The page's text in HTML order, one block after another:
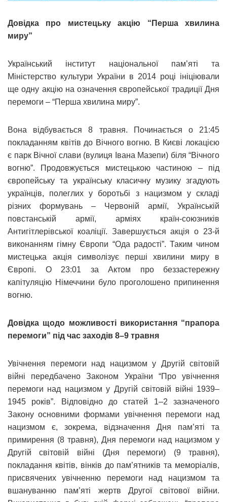
Довідка про мистецьку акцію “Перша хвилина
миру”
Український інститут національної пам’яті та
Міністерство культури України в 2014 році ініціювали
ще одну акцію на означення європейської традиції Дня
перемоги – “Перша хвилина миру”.
Вона відбувається 8 травня. Починається о 21:45
покладанням квітів до Вічного вогню. В Києві локацією
є парк Вічної слави (вулиця Івана Мазепи) біля “Вічного
вогню”. Продовжується мистецькою частиною – під
європейську та українську класичну музику згадують
українців, полеглих у боротьбі з нацизмом у складі
різних формувань – Червоній армії, Українській
повстанській армії, арміях країн-союзників
Антигітлерівської коаліції. Завершується акція о 23-й
виконанням гімну Європи “Ода радості”. Таким чином
мистецька акція символізує перші хвилини миру в
Європі. О 23:01 за Актом про беззастережну
капітуляцію Німеччини було проголошено припинення
вогню.
Довідка щодо можливості використання “прапора
перемоги” під час заходів 8–9 травня
Увічнення перемоги над нацизмом у Другій світовій
війні передбачено Законом України “Про увічнення
перемоги над нацизмом у Другій світовій війні 1939–
1945 років”. Відповідно до статей 1–2 зазначеного
Закону основними формами увічнення перемоги над
нацизмом є, зокрема, відзначення Дня пам’яті та
примирення (8 травня), Дня перемоги над нацизмом у
Другій світовій війні (Дня перемоги) (9 травня),
покладання квітів, вінків до пам’ятників та меморіалів,
присвячених увічненню перемоги над нацизмом та
вшануванню пам’яті жертв Другої світової війни.